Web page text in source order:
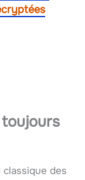
classique des